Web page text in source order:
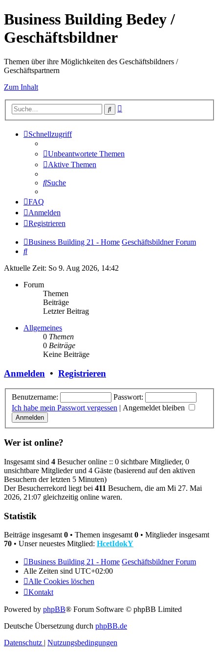
Business Building Bedey /
Geschäftsbildner
Themen über ihre Möglichkeiten des Geschäftsbildners /
Geschäftspartnern
Zum Inhalt
Suche
Schnellzugriff
Unbeantwortete Themen
Aktive Themen
Suche
FAQ
Anmelden
Registrieren
Business Building 21 - Home Geschäftsbildner Forum
Suche
Aktuelle Zeit: So 9. Aug 2026, 14:42
Forum
Themen
Beiträge
Letzter Beitrag
Allgemeines
0 Themen
0 Beiträge
Keine Beiträge
Anmelden • Registrieren
Benutzername:
Passwort:
Ich habe mein Passwort vergessen | Angemeldet bleiben
Wer ist online?
Insgesamt sind 4 Besucher online :: 0 sichtbare Mitglieder, 0
unsichtbare Mitglieder und 4 Gäste (basierend auf den aktiven
Besuchern der letzten 5 Minuten)
Der Besucherrekord liegt bei 411 Besuchern, die am Mi 27. Mai
2026, 21:07 gleichzeitig online waren.
Statistik
Beiträge insgesamt 0 • Themen insgesamt 0 • Mitglieder insgesamt
70 • Unser neuestes Mitglied: HcetIdokY
Business Building 21 - Home Geschäftsbildner Forum
Alle Zeiten sind UTC+02:00
Alle Cookies löschen
Kontakt
Powered by phpBB® Forum Software © phpBB Limited
Deutsche Übersetzung durch phpBB.de
Datenschutz | Nutzungsbedingungen